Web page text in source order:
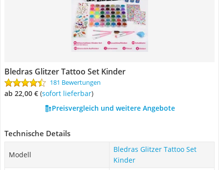
Bledras Glitzer Tattoo Set Kinder
181 Bewertungen
ab 22,00 € ( Sofort lieferbar)
Preisvergleich und weitere Angebote
Technische Details
Modell
Bledras Glitzer Tattoo Set
Kinder